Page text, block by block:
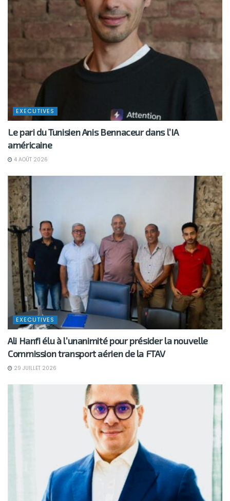
EXECUTIVES
Le pari du Tunisien Anis Bennaceur dans l’IA
américaine
4 AOÛT 2026
EXECUTIVES
Ali Hanfi élu à l’unanimité pour présider la nouvelle
Commission transport aérien de la FTAV
29 JUILLET 2026